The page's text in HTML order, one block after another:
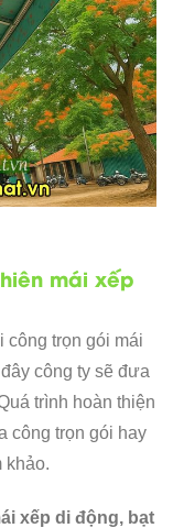
mái xếp
công trọn gói mái
công ty sẽ đưa
trình hoàn thiện
công trọn gói hay
khảo.
xếp di động, bạt